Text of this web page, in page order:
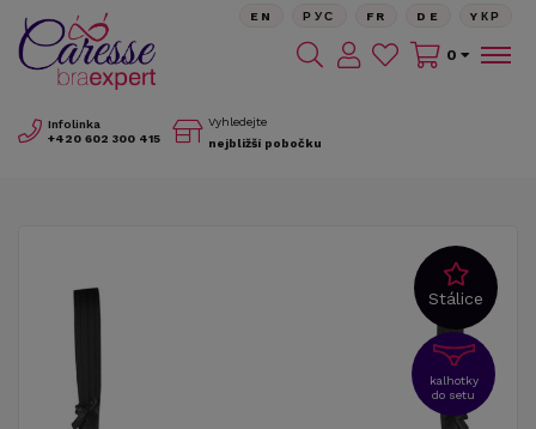
Infolinka
+420 602 300 415
Vyhledejte
nejbližší pobočku
EN РУС FR DE YКР
0
Stálice
kalhotky
do setu